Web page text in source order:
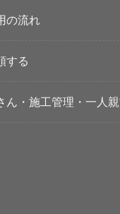
の流れ
する
ん・施工管理・一人